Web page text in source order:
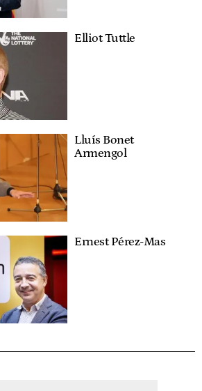
Elliot Tuttle
Lluís Bonet
Armengol
Ernest Pérez-Mas